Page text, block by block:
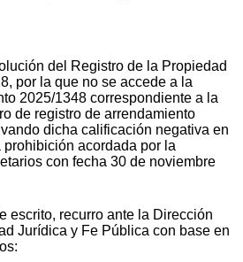
del Registro de la Propiedad
por la que no se accede a la
2025/1348 correspondiente a la
de registro de arrendamiento
dicha calificación negativa en
prohibición acordada por la
con fecha 30 de noviembre
escrito, recurro ante la Dirección
Jurídica y Fe Pública con base en